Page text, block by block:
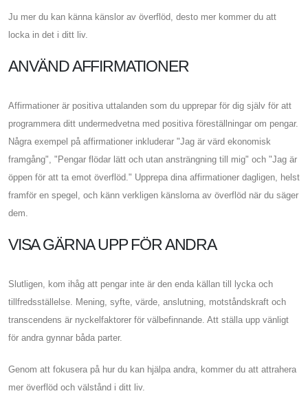
Ju mer du kan känna känslor av överflöd, desto mer kommer du att
locka in det i ditt liv.
ANVÄND AFFIRMATIONER
Affirmationer är positiva uttalanden som du upprepar för dig själv för att
programmera ditt undermedvetna med positiva föreställningar om pengar.
Några exempel på affirmationer inkluderar "Jag är värd ekonomisk
framgång", "Pengar flödar lätt och utan ansträngning till mig" och "Jag är
öppen för att ta emot överflöd." Upprepa dina affirmationer dagligen, helst
framför en spegel, och känn verkligen känslorna av överflöd när du säger
dem.
VISA GÄRNA UPP FÖR ANDRA
Slutligen, kom ihåg att pengar inte är den enda källan till lycka och
tillfredsställelse. Mening, syfte, värde, anslutning, motståndskraft och
transcendens är nyckelfaktorer för välbefinnande. Att ställa upp vänligt
för andra gynnar båda parter.
Genom att fokusera på hur du kan hjälpa andra, kommer du att attrahera
mer överflöd och välstånd i ditt liv.